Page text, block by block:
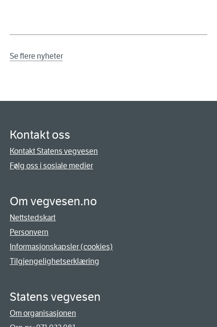
Se flere nyheter
Kontakt oss
Kontakt Statens vegvesen
Følg oss i sosiale medier
Om vegvesen.no
Nettstedskart
Personvern
Informasjonskapsler (cookies)
Tilgjengelighetserklæring
Statens vegvesen
Om organisasjonen